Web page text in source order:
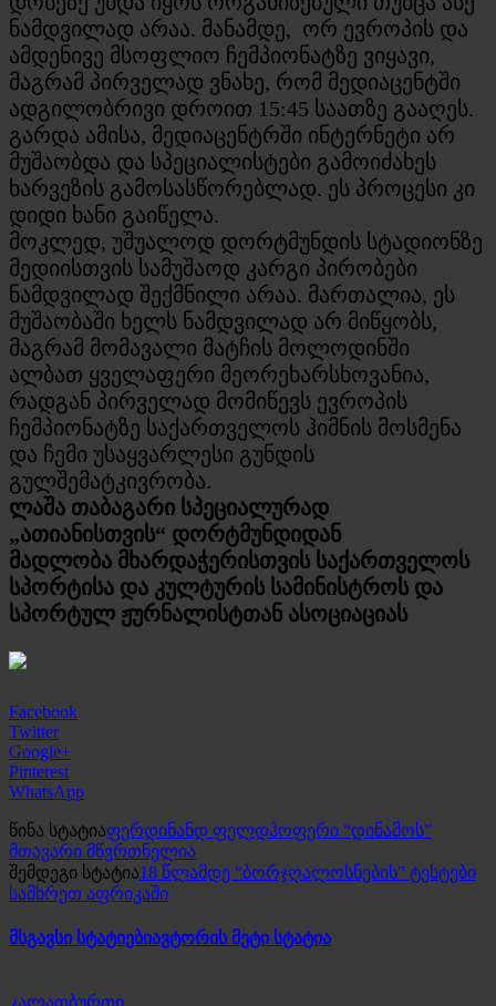
ნამდვილად არაა. მანამდე, ორ ევროპის და
ამდენივე მსოფლიო ჩემპიონატზე ვიყავი,
მაგრამ პირველად ვნახე, რომ მედიაცენტში
ადგილობრივი დროით 15:45 საათზე გააღეს.
გარდა ამისა, მედიაცენტრში ინტერნეტი არ
მუშაობდა და სპეციალისტები გამოიძახეს
ხარვეზის გამოსასწორებლად. ეს პროცესი კი
დიდი ხანი გაიწელა.
მოკლედ, უშუალოდ დორტმუნდის სტადიონზე
მედიისთვის სამუშაოდ კარგი პირობები
ნამდვილად შექმნილი არაა. მართალია, ეს
მუშაობაში ხელს ნამდვილად არ მიწყობს,
მაგრამ მომავალი მატჩის მოლოდინში
ალბათ ყველაფერი მეორეხარსხოვანია,
რადგან პირველად მომიწევს ევროპის
ჩემპიონატზე საქართველოს ჰიმნის მოსმენა
და ჩემი უსაყვარლესი გუნდის
გულშემატკივრობა.
ლაშა თაბაგარი სპეციალურად
„ათიანისთვის“ დორტმუნდიდან
მადლობა მხარდაჭერისთვის საქართველოს
სპორტისა და კულტურის სამინისტროს და
სპორტულ ჟურნალისტთან ასოციაციას
Facebook
Twitter
Google+
Pinterest
WhatsApp
წინა სტატიაფერდინანდ ფელდჰოფერი “დინამოს”
მთავარი მწვრთნელია
შემდეგი სტატია18 წლამდე “ბორჯღალოსნების” ტესტები
სამხრეთ აფრიკაში
მსგავსი სტატიებიავტორის მეტი სტატია